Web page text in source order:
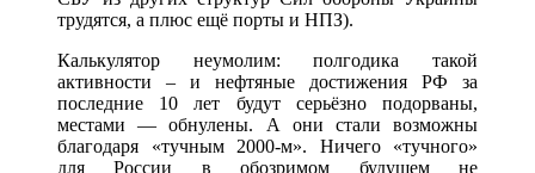
трудятся, а плюс ещё порты и НПЗ).
Калькулятор неумолим: полгодика такой
активности – и нефтяные достижения РФ за
последние 10 лет будут серьёзно подорваны,
местами — обнулены. А они стали возможны
благодаря «тучным 2000-м». Ничего «тучного»
для России в обозримом будущем не